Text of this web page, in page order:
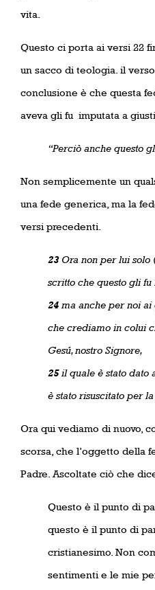
vita.
Questo ci porta ai versi 22
un sacco di teologia. il
conclusione è che questa
aveva gli fu imputata a
“Perciò anche questo
Non semplicemente un
una fede generica, ma la
versi precedenti.
23 Ora non per lui solo
scritto che questo gli fu
24 ma anche per noi ai
che crediamo in colui
Gesú, nostro Signore,
25 il quale è stato dato
è stato risuscitato per
Ora qui vediamo di nuovo,
scorsa, che l’oggetto della
Padre. Ascoltate ciò che
Questo è il punto di
questo è il punto di
cristianesimo. Non
sentimenti e le mie